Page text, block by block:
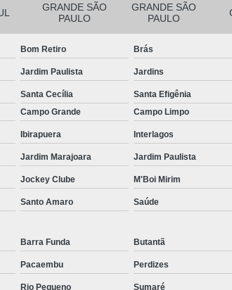
Filtro para Piscina de 3000 Litros
Filtro para Piscina de Hotel
Filtro para
Filtro para Piscina Tipo a
Iluminação
Iluminação de Piscina de Fibra
Iluminação de Piscina Led
Iluminação na Piscina
Iluminação para
Iluminação Piscina Externa
Limpeza de Piscina Comercial
Limpeza de Piscina de
Limpeza e Tratamento de Piscinas
Limpeza de Piscina
Limpeza de
GRANDE SÃO
PAULO
GRANDE SÃO
PAULO
Bom Retiro Brás
Jardim Paulista Jardins
Santa Cecília Santa Efigênia
Campo Grande Campo Limpo
Ibirapuera Interlagos
Jardim Marajoara Jardim Paulista
Jockey Clube M'Boi Mirim
Santo Amaro Saúde
Barra Funda Butantã
Pacaembu Perdizes
Rio Pequeno Sumaré